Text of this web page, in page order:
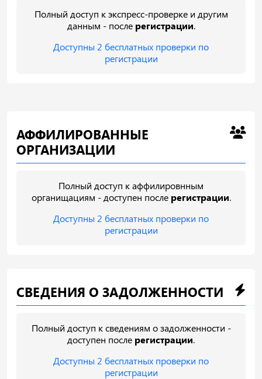
Полный доступ к экспресс-проверке и другим
данным - после регистрации.
Доступны 2 бесплатных проверки по
регистрации
АФФИЛИРОВАННЫЕ
ОРГАНИЗАЦИИ
Полный доступ к аффилировнным
органищациям - доступен после регистрации.
Доступны 2 бесплатных проверки по
регистрации
СВЕДЕНИЯ О ЗАДОЛЖЕННОСТИ
Полный доступ к сведениям о задолженности -
доступен после регистрации.
Доступны 2 бесплатных проверки по
регистрации